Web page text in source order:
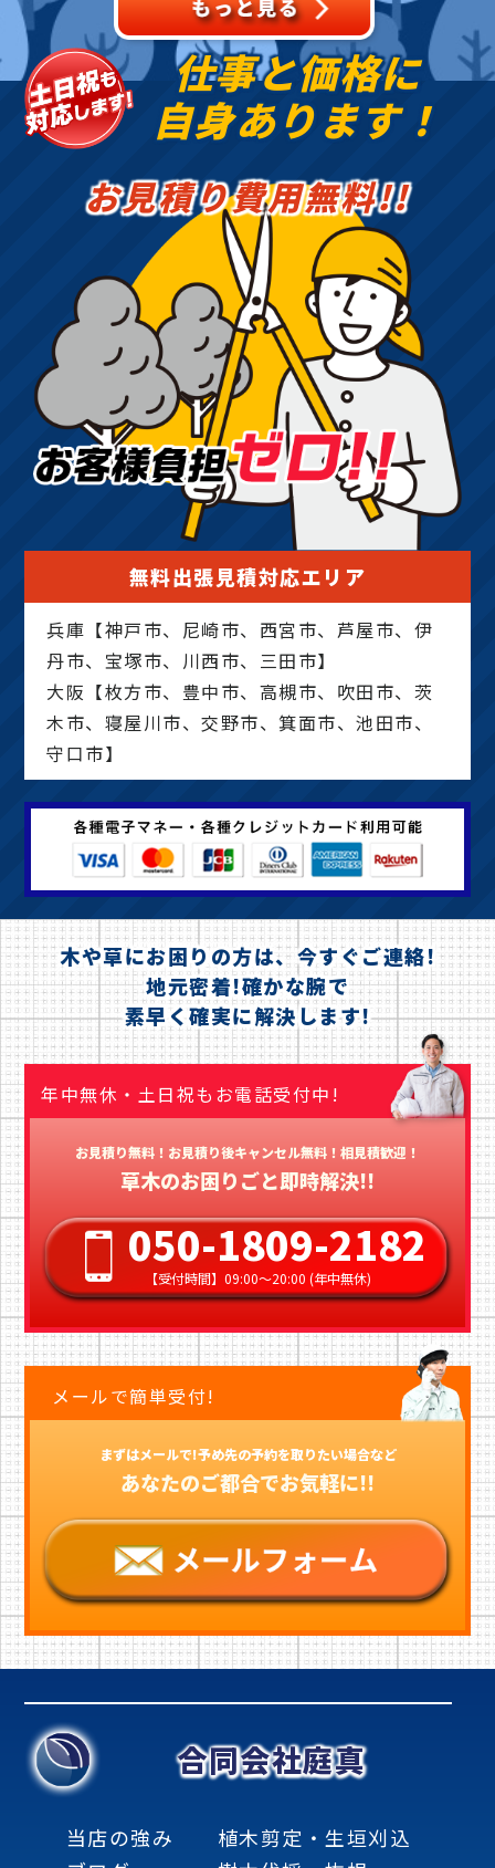
仕事と価格に
自身あります！
お見積り費用無料!!
無料出張見積対応エリア
兵庫【神戸市、尼崎市、西宮市、芦屋市、伊
丹市、宝塚市、川西市、三田市】
大阪【枚方市、豊中市、高槻市、吹田市、茨
木市、寝屋川市、交野市、箕面市、池田市、
守口市】
木や草にお困りの方は、今すぐご連絡!
地元密着!確かな腕で
素早く確実に解決します!
年中無休・土日祝もお電話受付中!
お見積り無料！お見積り後キャンセル無料！相見積歓迎！
草木のお困りごと即時解決!!
050-1809-2182
【受付時間】09:00〜20:00 (年中無休)
メールで簡単受付!
まずはメールで!予め先の予約を取りたい場合など
あなたのご都合でお気軽に!!
合同会社庭真
当店の強み
植木剪定・生垣刈込